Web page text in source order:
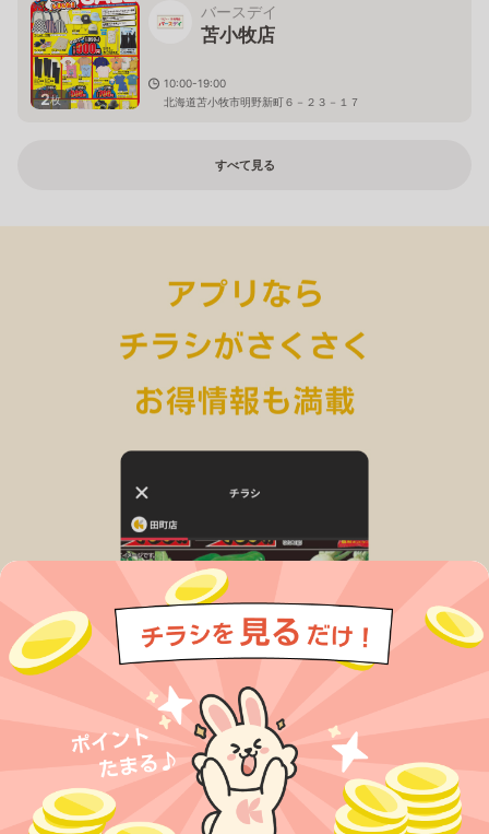
2枚
バースデイ
苫小牧店
10:00-19:00
北海道苫小牧市明野新町６－２３－１７
すべて見る